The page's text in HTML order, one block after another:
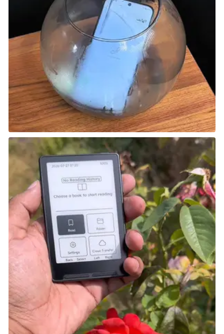
ونقلها كمجموعة، أيضًا يمكن للقادة إصدار أوامر لجميع
الوحدات القريبة، مثل تركيز النار على عدو واحد، أيضًا النفوذ
سيكون له دور كبير إذ أنه يشكل عائد جديد يتم إنفاقه على
جميع أنواع الأعمال الدبلوماسية، يمكن استخدام التأثير في
الإجراءات الإيجابية، مثل كسب ولاء دول المدينة وإبرام
اتفاقيات مع مدن أخرى، مثل عقد اتفاق عسكري يوفر
مكافأة لكلا وحدتي المدنية، ويمكن أيضًا استخدام التأثير في
أعمال سلبية، مثل فرض عقوبات على حضارة ما، أو محاولة
التسلل إلى جيشها. في بعض الحالات، يمكنك إنفاق التأثير
لتجنب التأثيرات السلبية، على سبيل المثال لمنع تدهور
علاقة قائد آخر معك.
المغامر ابن بطوطةIbn Battuta:
هو عالم ومؤرخ ولد وسط
عائلة مغربية وبربرية، عبر طرق التجارة في أفريقيا وآسيا
والشرق الأوسط وآسيا وشبه الجزيرة الأيبرية وأوروبا ابتداءً من
عام 1325 إلى 1354. وبعد أداء فريضة الحج، ذهب المسلمون